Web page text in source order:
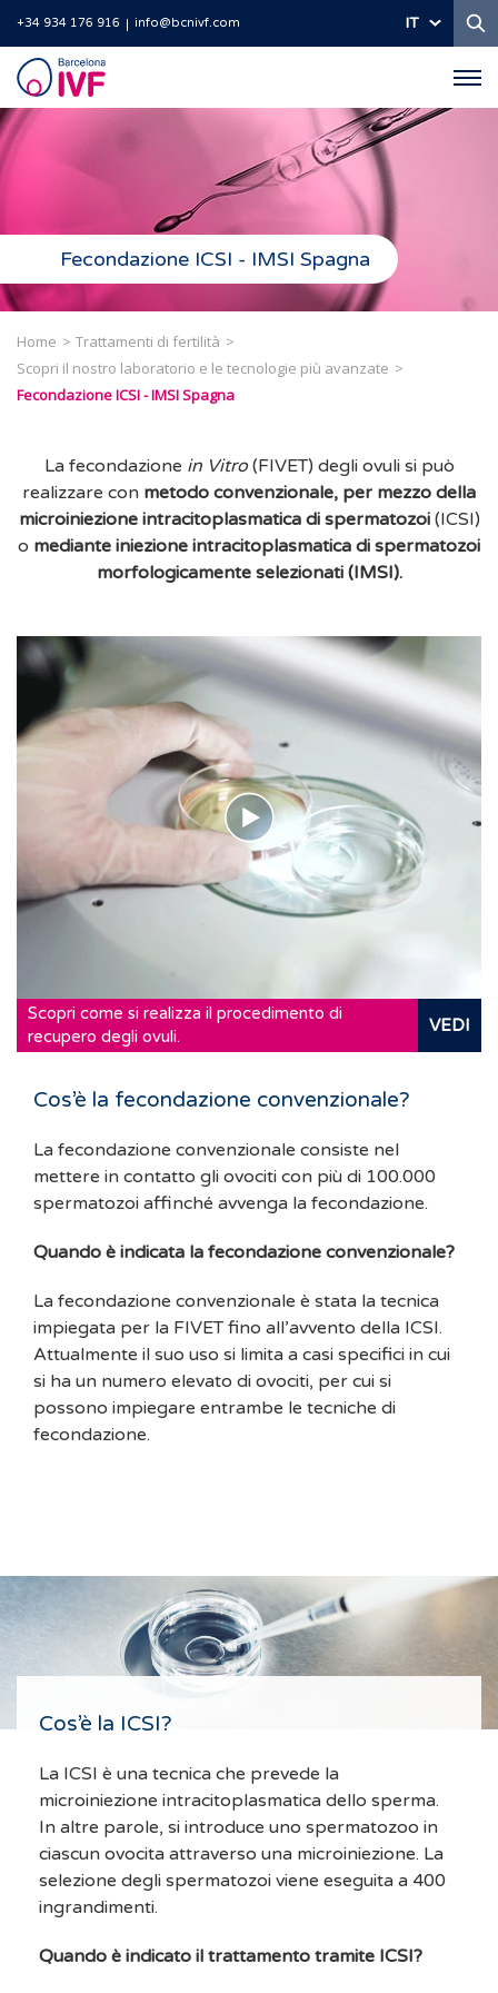
+34 934 176 916 info@bcnivf.com IT
Barcelona
IVF
Fecondazione ICSI - IMSI Spagna
Home
Trattamenti di fertilità
Scopri il nostro laboratorio e le tecnologie più avanzate
Fecondazione ICSI - IMSI Spagna
La fecondazione in Vitro(FIVET) degli ovuli si può
realizzare con metodo convenzionale, per mezzo della
microiniezione intracitoplasmatica di spermatozoi(ICSI)
o mediante iniezione intracitoplasmatica di spermatozoi
morfologicamente selezionati (IMSI).
Scopri come si realizza il procedimento di
recupero degli ovuli.
VEDI
Cos’è la fecondazione convenzionale?
La fecondazione convenzionale consiste nel
mettere in contatto gli ovociti con più di 100.000
spermatozoi affinché avvenga la fecondazione.
Quando è indicata la fecondazione convenzionale?
La fecondazione convenzionale è stata la tecnica
impiegata per la FIVET fino all’avvento della ICSI.
Attualmente il suo uso si limita a casi specifici in cui
si ha un numero elevato di ovociti, per cui si
possono impiegare entrambe le tecniche di
fecondazione.
Cos’è la ICSI?
La ICSI è una tecnica che prevede la
microiniezione intracitoplasmatica dello sperma.
In altre parole, si introduce uno spermatozoo in
ciascun ovocita attraverso una microiniezione. La
selezione degli spermatozoi viene eseguita a 400
ingrandimenti.
Quando è indicato il trattamento tramite ICSI?